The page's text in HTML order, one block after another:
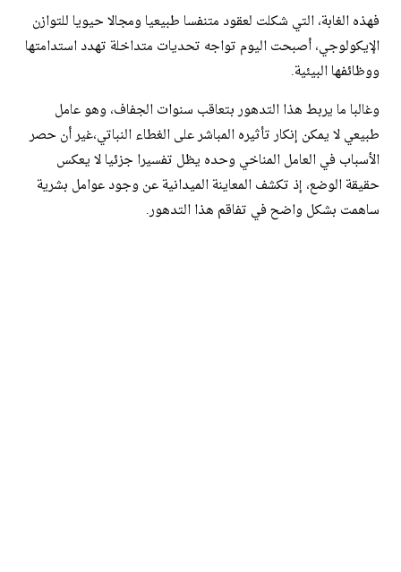
فهذه الغابة، التي شكلت لعقود متنفسا طبيعيا ومجالا حيويا للتوازن
الإيكولوجي، أصبحت اليوم تواجه تحديات متداخلة تهدد استدامتها
ووظائفها البيئية.
وغالبا ما يربط هذا التدهور بتعاقب سنوات الجفاف، وهو عامل
طبيعي لا يمكن إنكار تأثيره المباشر على الغطاء النباتي،غير أن حصر
الأسباب في العامل المناخي وحده يظل تفسيرا جزئيا لا يعكس
حقيقة الوضع، إذ تكشف المعاينة الميدانية عن وجود عوامل بشرية
ساهمت بشكل واضح في تفاقم هذا التدهور.